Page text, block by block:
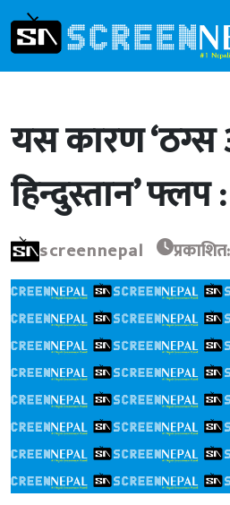
यस कारण
हिन्दुस्तान’ फ्लप
screennepal